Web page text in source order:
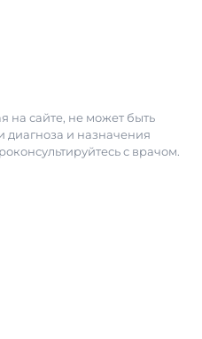
на сайте, не может быть
диагноза и назначения
с врачом.